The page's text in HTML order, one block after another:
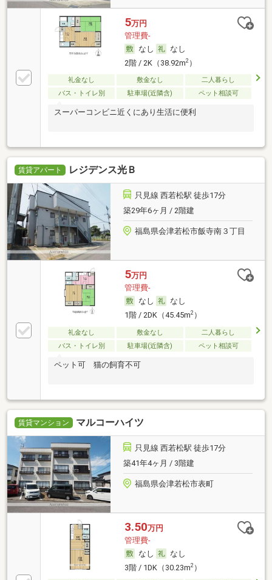
5万円
管理費-
なし
なし
2階 / 2K（38.92m2）
礼金なし 敷金なし
二人暮らし
バス・トイレ別
駐車場(近隣含) ペット相談可
スーパーコンビニ近くにあり生活に便利
賃貸アパート レジデンス光Ｂ
只見線 西若松駅 徒歩17分
築29年6ヶ月 / 2階建
福島県会津若松市飯寺南３丁目
5万円
管理費-
なし
なし
1階 / 2DK（45.45m2）
礼金なし 敷金なし
二人暮らし
バス・トイレ別
駐車場(近隣含) ペット相談可
ペット可 猫の飼育不可
賃貸マンション マルコーハイツ
只見線 西若松駅 徒歩17分
築41年4ヶ月 / 3階建
福島県会津若松市表町
3.50万円
管理費-
なし
なし
3階 / 1DK（30.23m2）